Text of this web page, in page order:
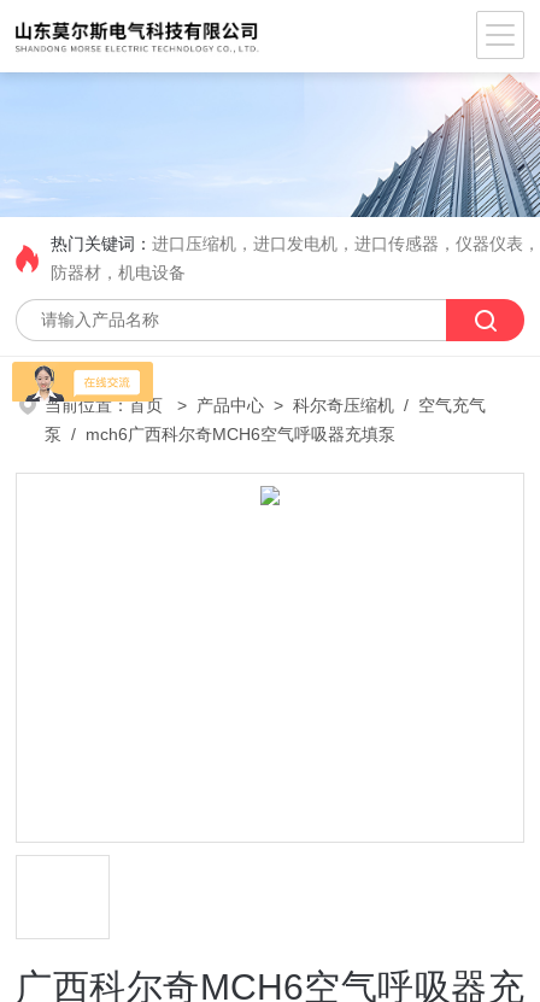
热门关键词：进口压缩机，进口发电机，进口传感器，仪器仪表
防器材，机电设备
当前位置：首页 > 产品中心 >科尔奇压缩机 / 空气充气
泵 / mch6广西科尔奇MCH6空气呼吸器充填泵
广西科尔奇MCH6空气呼吸器充